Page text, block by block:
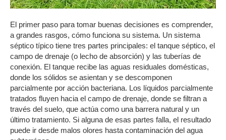
El primer paso para tomar buenas decisiones es comprender,
a grandes rasgos, cómo funciona su sistema. Un sistema
séptico típico tiene tres partes principales: el tanque séptico, el
campo de drenaje (o lecho de absorción) y las tuberías de
conexión. El tanque recibe las aguas residuales domésticas,
donde los sólidos se asientan y se descomponen
parcialmente por acción bacteriana. Los líquidos parcialmente
tratados fluyen hacia el campo de drenaje, donde se filtran a
través del suelo, que actúa como una barrera natural y un
último tratamiento. Si alguna de esas partes falla, el resultado
puede ir desde malos olores hasta contaminación del agua